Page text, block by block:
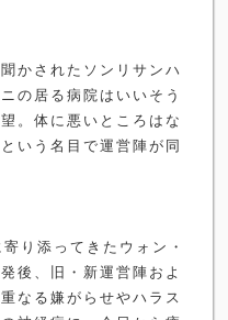
かされたソンリサンハ
の居る病院はいいそう
。体に悪いところはな
いう名目で運営陣が同
り添ってきたウォン・
後、旧・新運営陣およ
なる嫌がらせやハラス